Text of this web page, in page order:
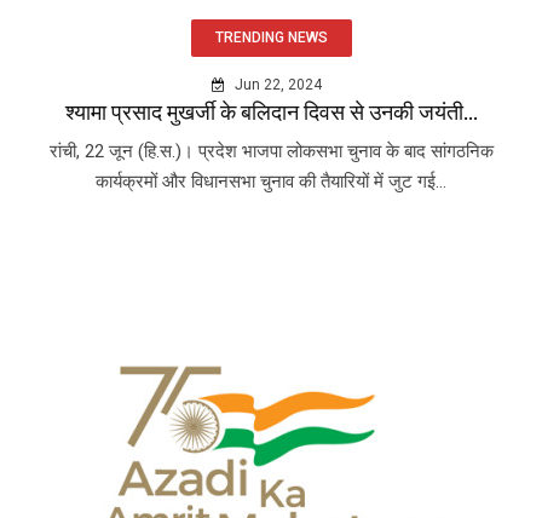
TRENDING NEWS
Jun 22, 2024
श्यामा प्रसाद मुखर्जी के बलिदान दिवस से उनकी जयंती...
रांची, 22 जून (हि.स.)। प्रदेश भाजपा लोकसभा चुनाव के बाद सांगठनिक
कार्यक्रमों और विधानसभा चुनाव की तैयारियों में जुट गई...